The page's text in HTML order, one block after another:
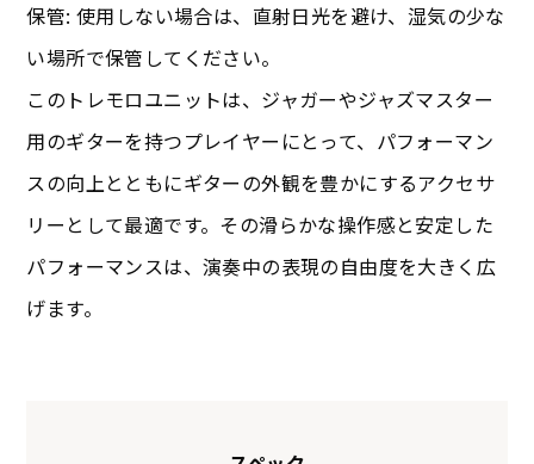
保管: 使用しない場合は、直射日光を避け、湿気の少な
い場所で保管してください。
このトレモロユニットは、ジャガーやジャズマスター
用のギターを持つプレイヤーにとって、パフォーマン
スの向上とともにギターの外観を豊かにするアクセサ
リーとして最適です。その滑らかな操作感と安定した
パフォーマンスは、演奏中の表現の自由度を大きく広
げます。